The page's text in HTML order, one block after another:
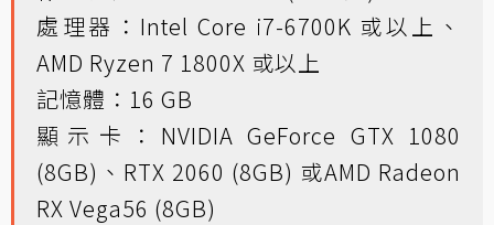
處理器：Intel Core i7-6700K 或以上、
AMD Ryzen 7 1800X 或以上
記憶體：16 GB
顯示卡：NVIDIA GeForce GTX 1080
(8GB)、RTX 2060 (8GB) 或AMD Radeon
RX Vega56 (8GB)